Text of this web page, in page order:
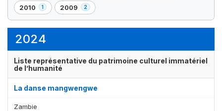
1
élément(s)
1
élément(s)
2010 1
,
1
2009 2
,
2
2024
Liste représentative du patrimoine culturel immatériel
de l’humanité
La danse mangwengwe
Zambie